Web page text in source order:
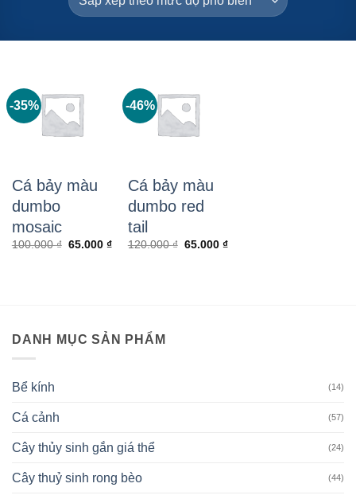
-35%
Cá bảy màu
dumbo
mosaic
100.000₫ Giá
65.000 ₫Giá
-46%
Cá bảy màu
dumbo red
tail
120.000₫ Giá
65.000 ₫Giá
DANH MỤC SẢN PHẨM
Bể kính (14)
Cá cảnh (57)
Cây thủy sinh gắn giá thể (24)
Cây thuỷ sinh rong bèo (44)